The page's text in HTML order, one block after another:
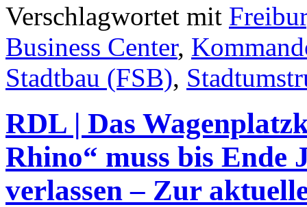
Verschlagwortet mit
Business Center,
Stadtbau (FSB),
RDL | Das
Rhino“ muss bis Ende
verlassen – Zur